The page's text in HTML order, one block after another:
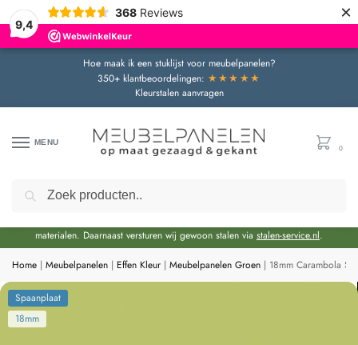
9,4
368 Reviews ×
Hoe maak ik een stuklijst voor meubelpanelen?
350+ klantbeoordelingen: ★★★★★
Kleurstalen aanvragen
MENU
0
Door de bouwvakperiode geldt momenteel een extra levertijd van circa 3 weken
materialen. Daarnaast versturen wij gewoon stalen via stalen-service.nl.
Home | Meubelpanelen | Effen Kleur | Meubelpanelen Groen | 18mm Carambola
Spaanplaat
18mm